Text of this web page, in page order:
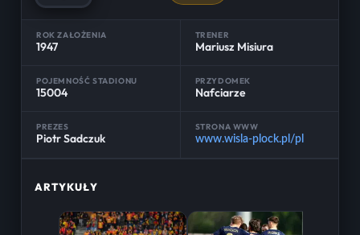
ROK ZAŁOŻENIA
1947
TRENER
Mariusz Misiura
POJEMNOŚĆ STADIONU
15004
PRZYDOMEK
Nafciarze
PREZES
Piotr Sadczuk
STRONA WWW
www.wisla-plock.pl/pl
ARTYKUŁY